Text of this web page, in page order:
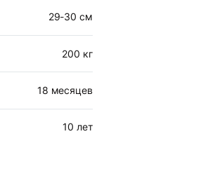
29-30 см
200 кг
18 месяцев
10 лет